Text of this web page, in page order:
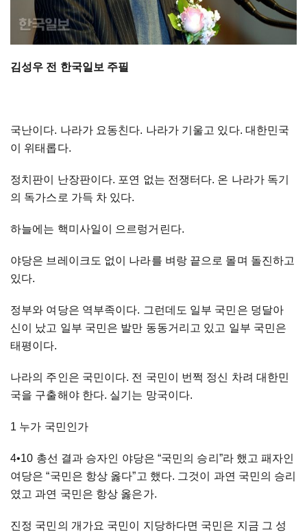
김성우 전 한국일보 주필
국난이다. 나라가 요동친다. 나라가 기울고 있다. 대한민국
이 위태롭다.
정치판이 난장판이다. 포연 없는 전쟁터다. 온 나라가 독기
의 독가스로 가득 차 있다.
하늘에는 핵미사일이 으르렁거린다.
야당은 브레이크도 없이 나라를 벼랑 끝으로 몰며 돌진하고
있다.
정부와 여당은 역부족이다. 그런데도 일부 국민은 덩달아
신이 났고 일부 국민은 발만 동동거리고 있고 일부 국민은
태평이다.
나라의 주인은 국민이다. 전 국민이 번쩍 정신 차려 대한민
국을 구출해야 한다. 실기는 망국이다.
1 누가 국민인가
4•10 총선 결과 승자인 야당은 “국민의 승리”라 했고 패자인
여당은 “국민은 항상 옳다”고 했다. 그것이 과연 국민의 승리
였고 과연 국민은 항상 옳은가.
진정 국민의 개가요 국민이 지당하다면 국민은 지금 그 성